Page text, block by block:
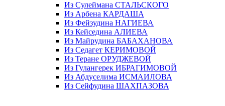
Из Сулеймана СТАЛЬСКОГО
Из Арбена КАРДАША
Из Фейзудина НАГИЕВА
Из Кейседина АЛИЕВА
Из Майрудина БАБАХАНОВА
Из Седагет КЕРИМОВОЙ
Из Теране ОРУДЖЕВОЙ
Из Гулангерек ИБРАГИМОВОЙ
Из Абдуселима ИСМАИЛОВА
Из Сейфудина ШАХПАЗОВА